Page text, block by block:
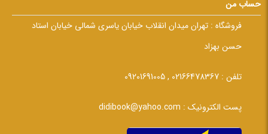
حساب من
فروشگاه : تهران میدان انقلاب خیابان یاسری شمالی خیابان استاد
حسن بهزاد
تلفن : 02166478367 , 09201691005
پست الکترونیک : didibook@yahoo.com